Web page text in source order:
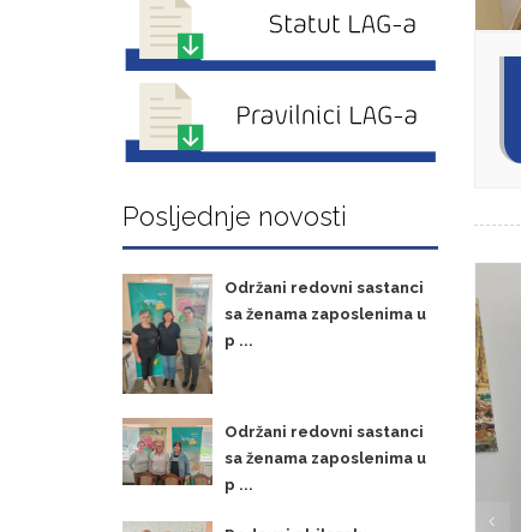
Posljednje novosti
Održani redovni sastanci
sa ženama zaposlenima u
p ...
Održani redovni sastanci
sa ženama zaposlenima u
p ...